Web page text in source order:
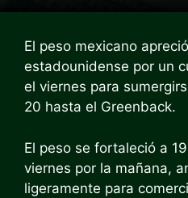
El peso mexicano
estadounidense por un
el viernes para
20 hasta el Greenback.
El peso se fortaleció a
viernes por la mañana,
ligeramente para